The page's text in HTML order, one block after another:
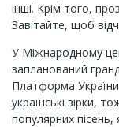
інші. Крім того,
Завітайте, щоб
У Міжнародному
запланований
Платформа
українські зірки,
популярних пісень,